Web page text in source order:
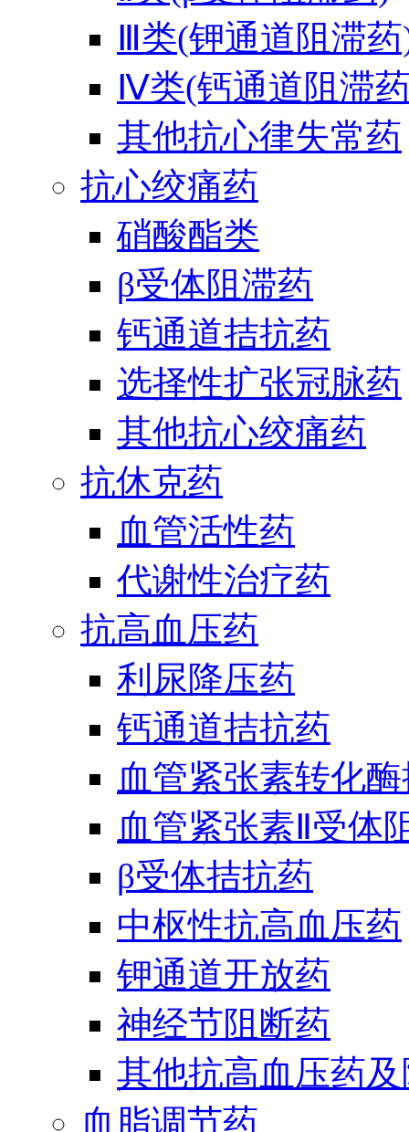
Ⅲ类(钾通道阻滞
Ⅳ类(钙通道阻滞
其他抗心律失常药
抗心绞痛药
硝酸酯类
β受体阻滞药
钙通道拮抗药
选择性扩张冠脉药
其他抗心绞痛药
抗休克药
血管活性药
代谢性治疗药
抗高血压药
利尿降压药
钙通道拮抗药
血管紧张素转化
血管紧张素Ⅱ受体
β受体拮抗药
中枢性抗高血压药
钾通道开放药
神经节阻断药
其他抗高血压药
血脂调节药